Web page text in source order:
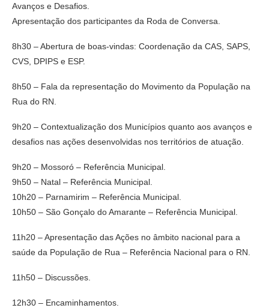
Avanços e Desafios.
Apresentação dos participantes da Roda de Conversa.
8h30 – Abertura de boas-vindas: Coordenação da CAS, SAPS,
CVS, DPIPS e ESP.
8h50 – Fala da representação do Movimento da População na
Rua do RN.
9h20 – Contextualização dos Municípios quanto aos avanços e
desafios nas ações desenvolvidas nos territórios de atuação.
9h20 – Mossoró – Referência Municipal.
9h50 – Natal – Referência Municipal.
10h20 – Parnamirim – Referência Municipal.
10h50 – São Gonçalo do Amarante – Referência Municipal.
11h20 – Apresentação das Ações no âmbito nacional para a
saúde da População de Rua – Referência Nacional para o RN.
11h50 – Discussões.
12h30 – Encaminhamentos.